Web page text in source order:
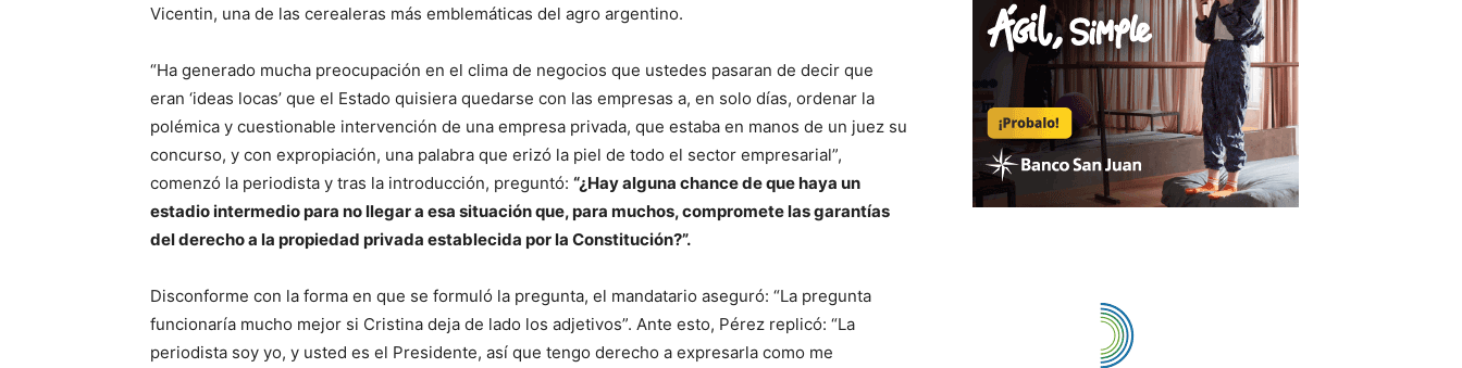
Vicentin, una de las cerealeras más emblemáticas del agro argentino.
“Ha generado mucha preocupación en el clima de negocios que ustedes pasaran de decir que
eran ‘ideas locas’ que el Estado quisiera quedarse con las empresas a, en solo días, ordenar la
polémica y cuestionable intervención de una empresa privada, que estaba en manos de un juez su
concurso, y con expropiación, una palabra que erizó la piel de todo el sector empresarial”,
comenzó la periodista y tras la introducción, preguntó: “¿Hay alguna chance de que haya un
estadio intermedio para no llegar a esa situación que, para muchos, compromete las garantías
del derecho a la propiedad privada establecida por la Constitución?”.
Disconforme con la forma en que se formuló la pregunta, el mandatario aseguró: “La pregunta
funcionaría mucho mejor si Cristina deja de lado los adjetivos”. Ante esto, Pérez replicó: “La
periodista soy yo, y usted es el Presidente, así que tengo derecho a expresarla como me